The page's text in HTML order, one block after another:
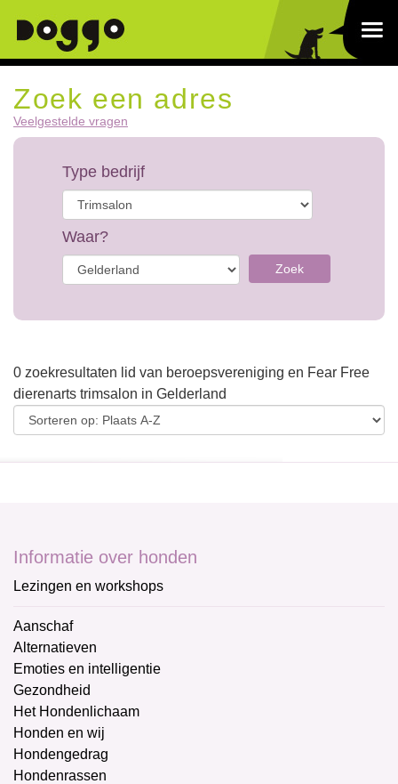
Zoek een adres
Veelgestelde vragen
Type bedrijf
Waar?
Zoek
0 zoekresultaten lid van beroepsvereniging en Fear Free
dierenarts trimsalon in Gelderland
Informatie over honden
Lezingen en workshops
Aanschaf
Alternatieven
Emoties en intelligentie
Gezondheid
Het Hondenlichaam
Honden en wij
Hondengedrag
Hondenrassen